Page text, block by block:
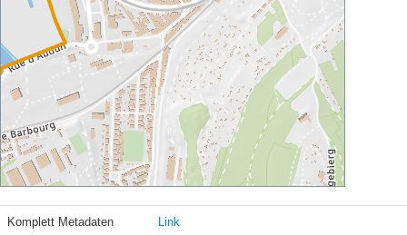
Komplett Metadaten Link